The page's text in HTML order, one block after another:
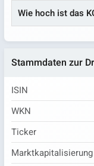
Wie hoch ist das
Stammdaten zur
ISIN
WKN
Ticker
Marktkapitalisierung